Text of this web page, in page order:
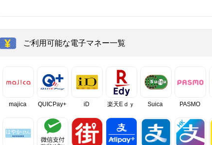
ご利用可能な電子マネー一覧
majica QUICPay+ iD 楽天Eｄｙ Suica PASMO